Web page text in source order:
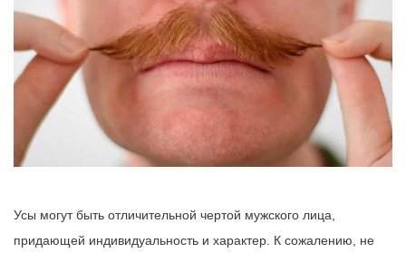
Усы могут быть отличительной чертой мужского лица,
придающей индивидуальность и характер. К сожалению, не